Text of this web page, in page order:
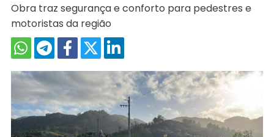
Obra traz segurança e conforto para pedestres e
motoristas da região